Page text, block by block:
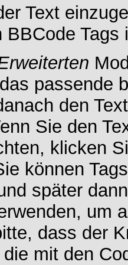
Text
BBCode
passende
den
Sie den
klicken
können
später
um
dass der
mit den